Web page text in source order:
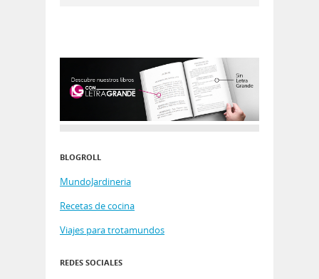
BLOGROLL
MundoJardineria
Recetas de cocina
Viajes para trotamundos
REDES SOCIALES